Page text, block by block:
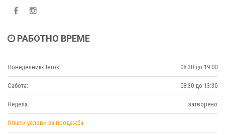
РАБОТНО ВРЕМЕ
Понеделник-Петок: 08:30 до 19:00
Сабота: 08:30 до 13:30
Недела: затворено
Општи услови за продажба